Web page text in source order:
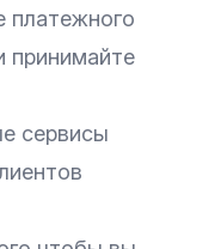
платежного
принимайте
сервисы